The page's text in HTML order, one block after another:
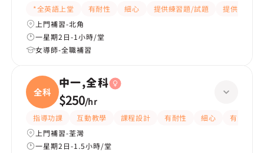
*全英語上堂 有耐性 細心 提供練習題/試題
提供筆記
上門補習-北角
一星期2日-1小時/堂
女導師-全職補習
全科
中一,全科
$250/hr
指導功課 互動教學 課程設計 有耐性 細心
有愛心
上門補習-荃灣
一星期2日-1.5小時/堂